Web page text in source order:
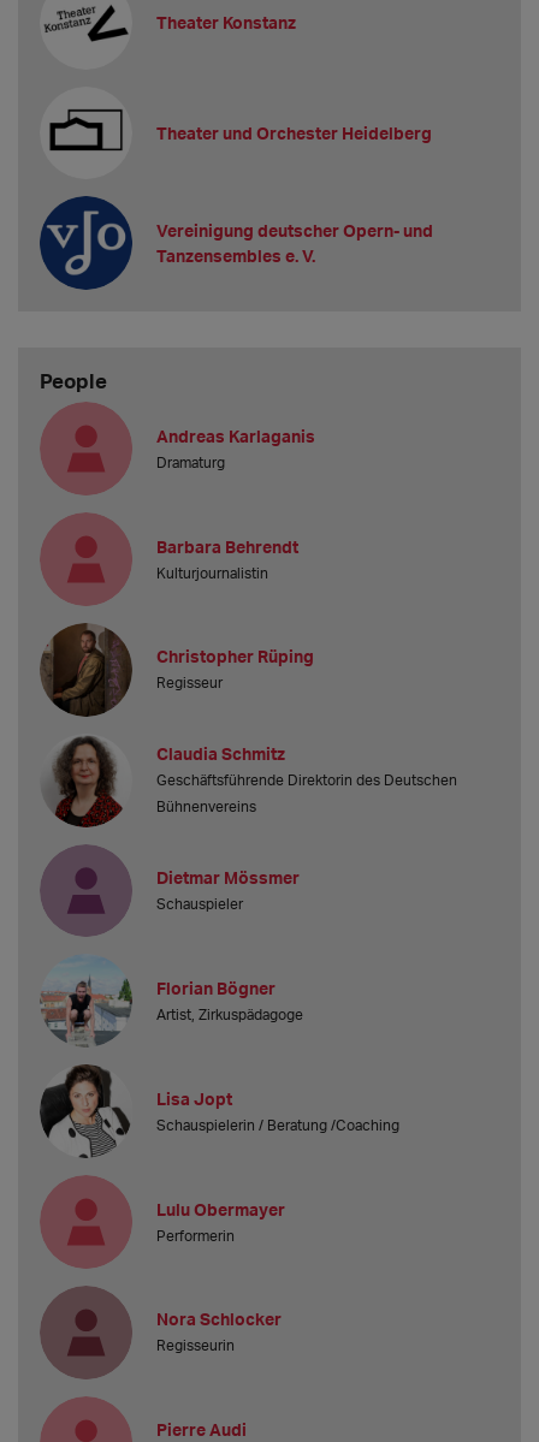
Theater Konstanz
Theater und Orchester Heidelberg
Vereinigung deutscher Opern- und
Tanzensembles e. V.
People
Andreas Karlaganis
Dramaturg
Barbara Behrendt
Kulturjournalistin
Christopher Rüping
Regisseur
Claudia Schmitz
Geschäftsführende Direktorin des Deutschen
Bühnenvereins
Dietmar Mössmer
Schauspieler
Florian Bögner
Artist, Zirkuspädagoge
Lisa Jopt
Schauspielerin / Beratung /Coaching
Lulu Obermayer
Performerin
Nora Schlocker
Regisseurin
Pierre Audi